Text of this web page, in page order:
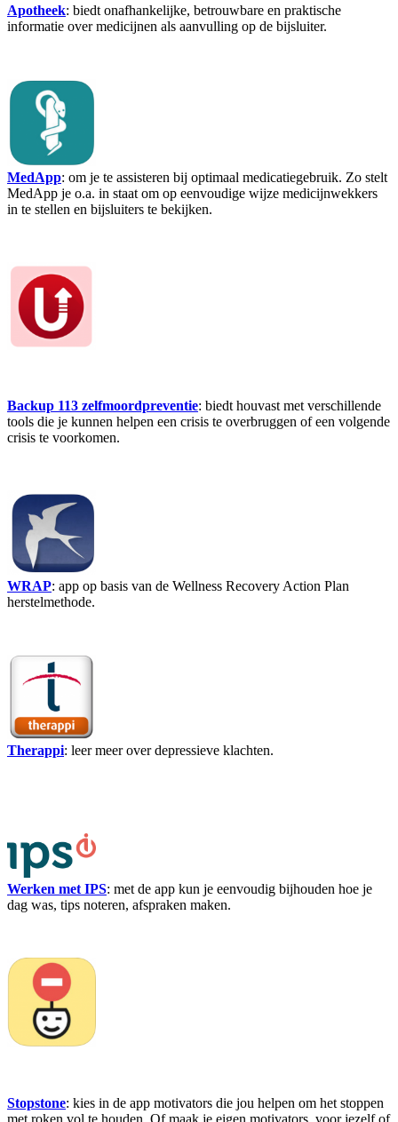
Apotheek: biedt onafhankelijke, betrouwbare en praktische
informatie over medicijnen als aanvulling op de bijsluiter.
MedApp: om je te assisteren bij optimaal medicatiegebruik. Zo stelt
MedApp je o.a. in staat om op eenvoudige wijze medicijnwekkers
in te stellen en bijsluiters te bekijken.
Backup 113 zelfmoordpreventie: biedt houvast met verschillende
tools die je kunnen helpen een crisis te overbruggen of een volgende
crisis te voorkomen.
WRAP: app op basis van de Wellness Recovery Action Plan
herstelmethode.
Therappi: leer meer over depressieve klachten.
Werken met IPS: met de app kun je eenvoudig bijhouden hoe je
dag was, tips noteren, afspraken maken.
Stopstone: kies in de app motivators die jou helpen om het stoppen
met roken vol te houden. Of maak je eigen motivators, voor jezelf of